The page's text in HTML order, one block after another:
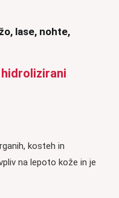
lase, nohte,
kosteh in
na lepoto kože in je